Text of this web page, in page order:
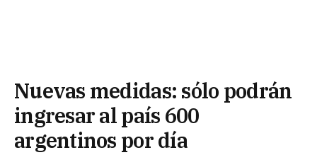
Nuevas medidas: sólo podrán
ingresar al país 600
argentinos por día